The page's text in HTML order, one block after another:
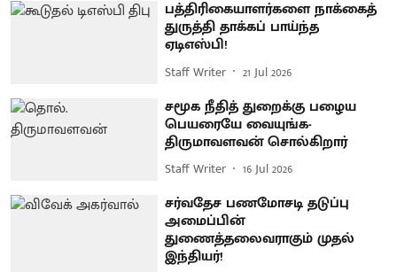
பத்திரிகையாளர்களை நாக்கைத்
துருத்தி தாக்கப் பாய்ந்த
ஏடிஎஸ்பி!
Staff Writer 21 Jul 2026
சமூக நீதித் துறைக்கு பழைய
பெயரையே வையுங்க-
திருமாவளவன் சொல்கிறார்
Staff Writer 16 Jul 2026
சர்வதேச பணமோசடி தடுப்பு
அமைப்பின்
துணைத்தலைவராகும் முதல்
இந்தியர்!